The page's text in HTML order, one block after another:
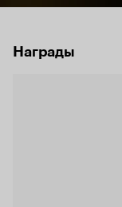
Награды